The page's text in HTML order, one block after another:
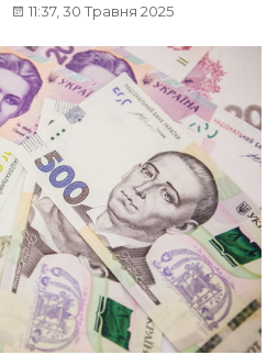
11:37, 30 Травня 2025